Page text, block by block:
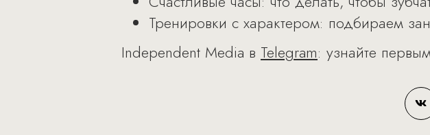
Тренировки с характером: подбираем
Independent Media в Telegram: узнайте